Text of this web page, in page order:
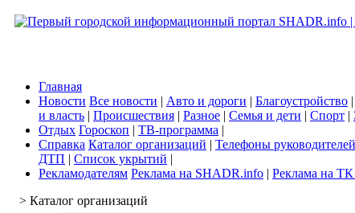
Главная
Новости Все новости | Авто и дороги | Благоустройство |
и власть | Происшествия | Разное | Семья и дети | Спорт |
Отдых Гороскоп | ТВ-программа |
Справка Каталог организаций | Телефоны руководителей
ДТП | Список укрытий |
Рекламодателям Реклама на SHADR.info | Реклама на
> Каталог организаций